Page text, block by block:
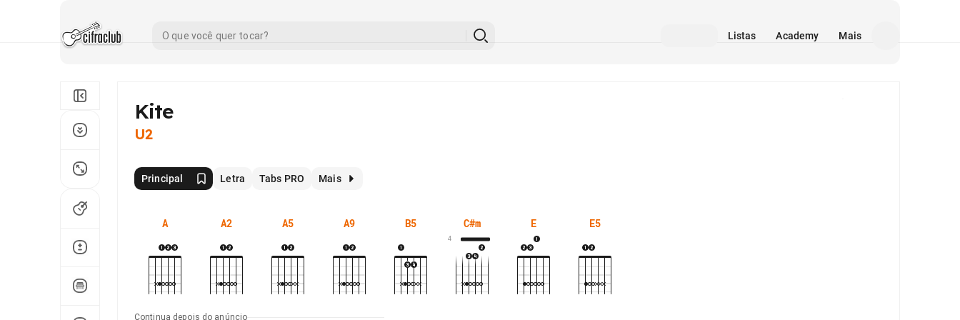
Listas Academy Mais
Kite
U2
Principal Letra Tabs PRO Mais
A A2 A5 A9 B5 C#m
4
E E5
Continua depois do anúncio